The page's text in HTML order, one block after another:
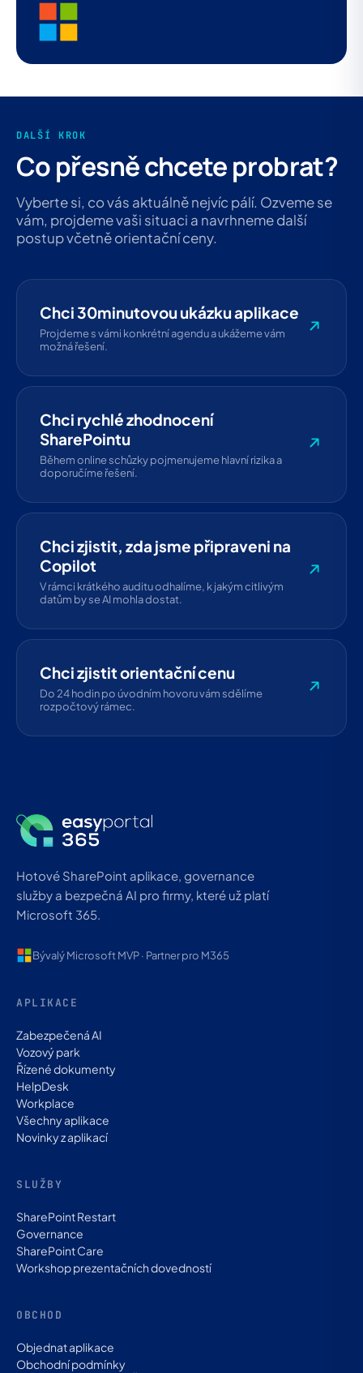
DALŠÍ KROK
Co přesně chcete probrat?
Vyberte si, co vás aktuálně nejvíc pálí. Ozveme se
vám, projdeme vaši situaci a navrhneme další
postup včetně orientační ceny.
Chci 30minutovou ukázku aplikace
Projdeme s vámi konkrétní agendu a ukážeme vám
možná řešení.
Chci rychlé zhodnocení
SharePointu
Během online schůzky pojmenujeme hlavní rizika a
doporučíme řešení.
Chci zjistit, zda jsme připraveni na
Copilot
V rámci krátkého auditu odhalíme, k jakým citlivým
datům by se AI mohla dostat.
Chci zjistit orientační cenu
Do 24 hodin po úvodním hovoru vám sdělíme
rozpočtový rámec.
Hotové SharePoint aplikace, governance
služby a bezpečná AI pro firmy, které už platí
Microsoft 365.
Bývalý Microsoft MVP · Partner pro M365
APLIKACE
Zabezpečená AI
Vozový park
Řízené dokumenty
HelpDesk
Workplace
Všechny aplikace
Novinky z aplikací
SLUŽBY
SharePoint Restart
Governance
SharePoint Care
Workshop prezentačních dovedností
OBCHOD
Objednat aplikace
Obchodní podmínky